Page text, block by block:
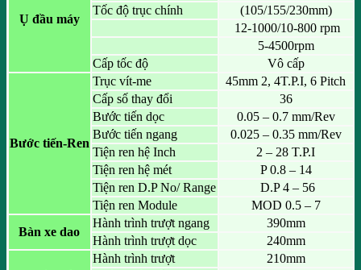
Ụ đầu máy
Tốc độ trục chính
(105/155/230mm)
12-1000/10-800 rpm
5-4500rpm
Cấp tốc độ
Vô cấp
Bước tiến-Ren
Trục vít-me
45mm 2, 4T.P.I, 6 Pitch
Cấp số thay đổi
36
Bước tiến dọc
0.05 – 0.7 mm/Rev
Bước tiến ngang
0.025 – 0.35 mm/Rev
Tiện ren hệ Inch
2 – 28 T.P.I
Tiện ren hệ mét
P 0.8 – 14
Tiện ren D.P No/ Range
D.P 4 – 56
Tiện ren Module
MOD 0.5 – 7
Bàn xe dao
Hành trình trượt ngang
390mm
Hành trình trượt dọc
240mm
Hành trình trượt
210mm